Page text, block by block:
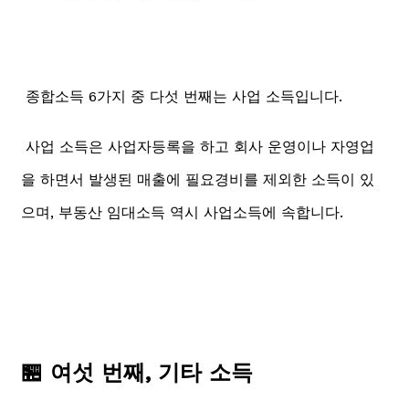
종합소득 6가지 중 다섯 번째는 사업 소득입니다.
사업 소득은 사업자등록을 하고 회사 운영이나 자영업
을 하면서 발생된 매출에 필요경비를 제외한 소득이 있
으며, 부동산 임대소득 역시 사업소득에 속합니다.
🏪 여섯 번째, 기타 소득